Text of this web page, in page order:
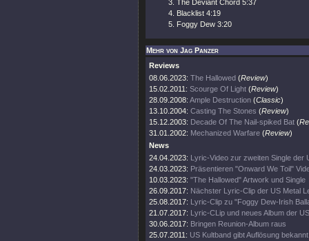
The Deviant Chord 5:37
Blacklist 4:19
Foggy Dew 3:20
Mehr von Jag Panzer
Reviews
08.06.2023: The Hallowed (Review)
15.02.2011: Scourge Of Light (Review)
28.09.2008: Ample Destruction (Classic)
13.10.2004: Casting The Stones (Review)
15.12.2003: Decade Of The Nail-spiked Bat (
31.01.2002: Mechanized Warfare (Review)
News
24.04.2023: Lyric-Video zur zweiten Single der
24.03.2023: Präsentieren "Onward We Toil"
10.03.2023: "The Hallowed" Artwork und Single
26.09.2017: Nächster Lyric-Clip der US Metal
25.08.2017: Lyric-Clip zu "Foggy Dew-Irish
21.07.2017: Lyric-CLip und neues Album der
30.06.2017: Bringen Reunion-Album raus
25.07.2011: US Kultband gibt Auflösung